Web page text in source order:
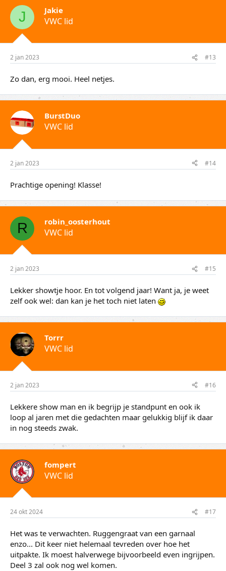
J Jakie
VWC lid
2 jan 2023 #13
Zo dan, erg mooi. Heel netjes.
BurstDuo
VWC lid
2 jan 2023 #14
Prachtige opening! Klasse!
R robin_oosterhout
VWC lid
2 jan 2023 #15
Lekker showtje hoor. En tot volgend jaar! Want ja, je weet
zelf ook wel: dan kan je het toch niet laten
Torrr
VWC lid
2 jan 2023 #16
Lekkere show man en ik begrijp je standpunt en ook ik
loop al jaren met die gedachten maar gelukkig blijf ik daar
in nog steeds zwak.
fompert
VWC lid
24 okt 2024 #17
Het was te verwachten. Ruggengraat van een garnaal
enzo... Dit keer niet helemaal tevreden over hoe het
uitpakte. Ik moest halverwege bijvoorbeeld even ingrijpen.
Deel 3 zal ook nog wel komen.